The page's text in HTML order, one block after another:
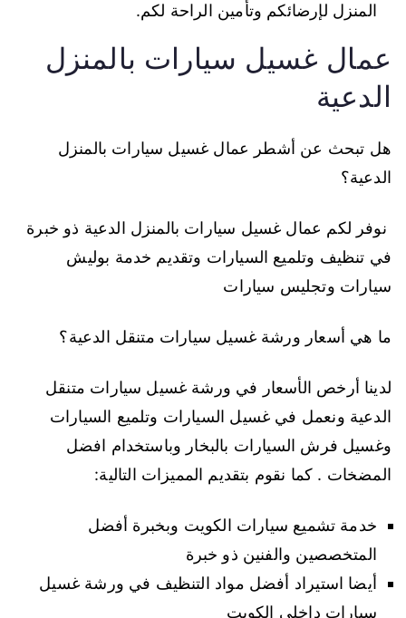
المنزل لإرضائكم وتأمين الراحة لكم.
عمال غسيل سيارات بالمنزل
الدعية
هل تبحث عن أشطر عمال غسيل سيارات بالمنزل
الدعية؟
نوفر لكم عمال غسيل سيارات بالمنزل الدعية ذو خبرة
في تنظيف وتلميع السيارات وتقديم خدمة بوليش
سيارات وتجليس سيارات
ما هي أسعار ورشة غسيل سيارات متنقل الدعية؟
لدينا أرخص الأسعار في ورشة غسيل سيارات متنقل
الدعية ونعمل في غسيل السيارات وتلميع السيارات
وغسيل فرش السيارات بالبخار وباستخدام افضل
المضخات . كما نقوم بتقديم المميزات التالية:
خدمة تشميع سيارات الكويت وبخبرة أفضل
المتخصصين والفنين ذو خبرة
أيضا استيراد أفضل مواد التنظيف في ورشة غسيل
سيارات داخلي الكويت